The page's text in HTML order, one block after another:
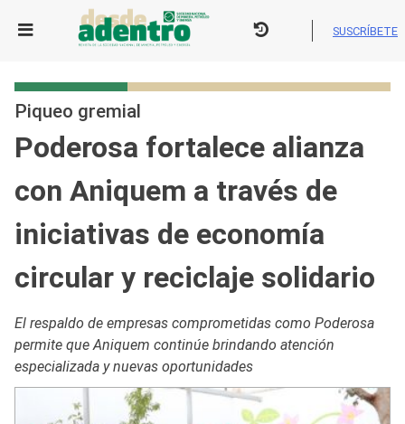
SUSCRÍBETE
Piqueo gremial
Poderosa fortalece alianza
con Aniquem a través de
iniciativas de economía
circular y reciclaje solidario
El respaldo de empresas comprometidas como Poderosa
permite que Aniquem continúe brindando atención
especializada y nuevas oportunidades